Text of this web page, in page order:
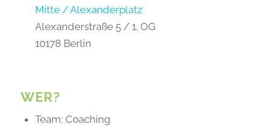
Mitte / Alexanderplatz
Alexanderstraße 5 / 1. OG
10178 Berlin
WER?
Team: Coaching